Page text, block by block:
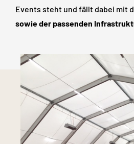
Events steht und fällt dabei mit
sowie der passenden